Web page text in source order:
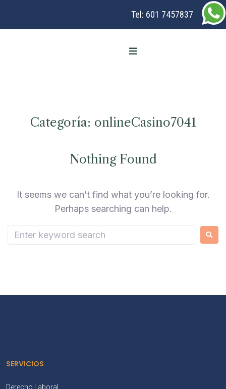
Tel: 601 7457837
Categoría: onlineCasino7041
Nothing Found
It seems we can’t find what you’re looking for.
Perhaps searching can help.
SERVICIOS
Derecho Laboral